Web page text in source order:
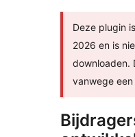
Deze plugin
2026 en is
downloaden.
vanwege